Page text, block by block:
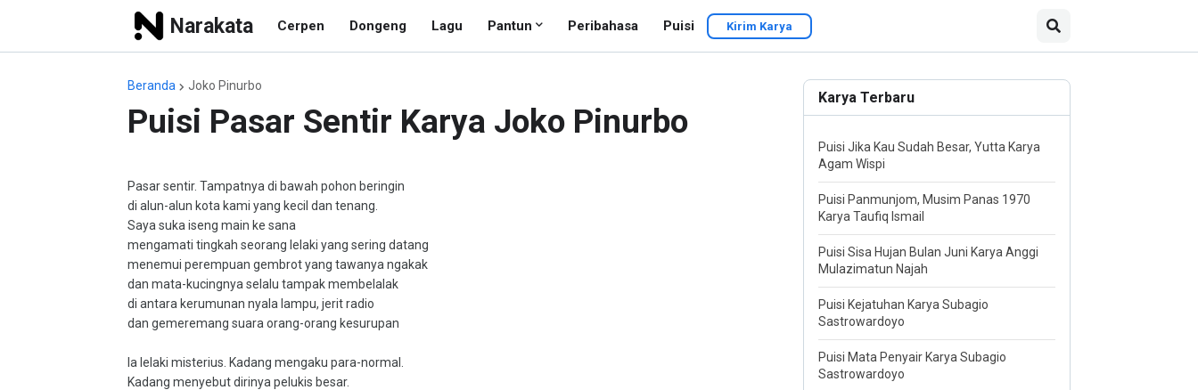
Narakata Cerpen Dongeng Lagu Pantun Peribahasa Puisi Kirim Karya
Beranda Joko Pinurbo
Puisi Pasar Sentir Karya Joko Pinurbo
Pasar sentir. Tampatnya di bawah pohon beringin
di alun-alun kota kami yang kecil dan tenang.
Saya suka iseng main ke sana
mengamati tingkah seorang lelaki yang sering datang
menemui perempuan gembrot yang tawanya ngakak
dan mata-kucingnya selalu tampak membelalak
di antara kerumunan nyala lampu, jerit radio
dan gemeremang suara orang-orang kesurupan
Ia lelaki misterius. Kadang mengaku para-normal.
Kadang menyebut dirinya pelukis besar.
Karya Terbaru
Puisi Jika Kau Sudah Besar, Yutta Karya
Agam Wispi
Puisi Panmunjom, Musim Panas 1970
Karya Taufiq Ismail
Puisi Sisa Hujan Bulan Juni Karya Anggi
Mulazimatun Najah
Puisi Kejatuhan Karya Subagio
Sastrowardoyo
Puisi Mata Penyair Karya Subagio
Sastrowardoyo